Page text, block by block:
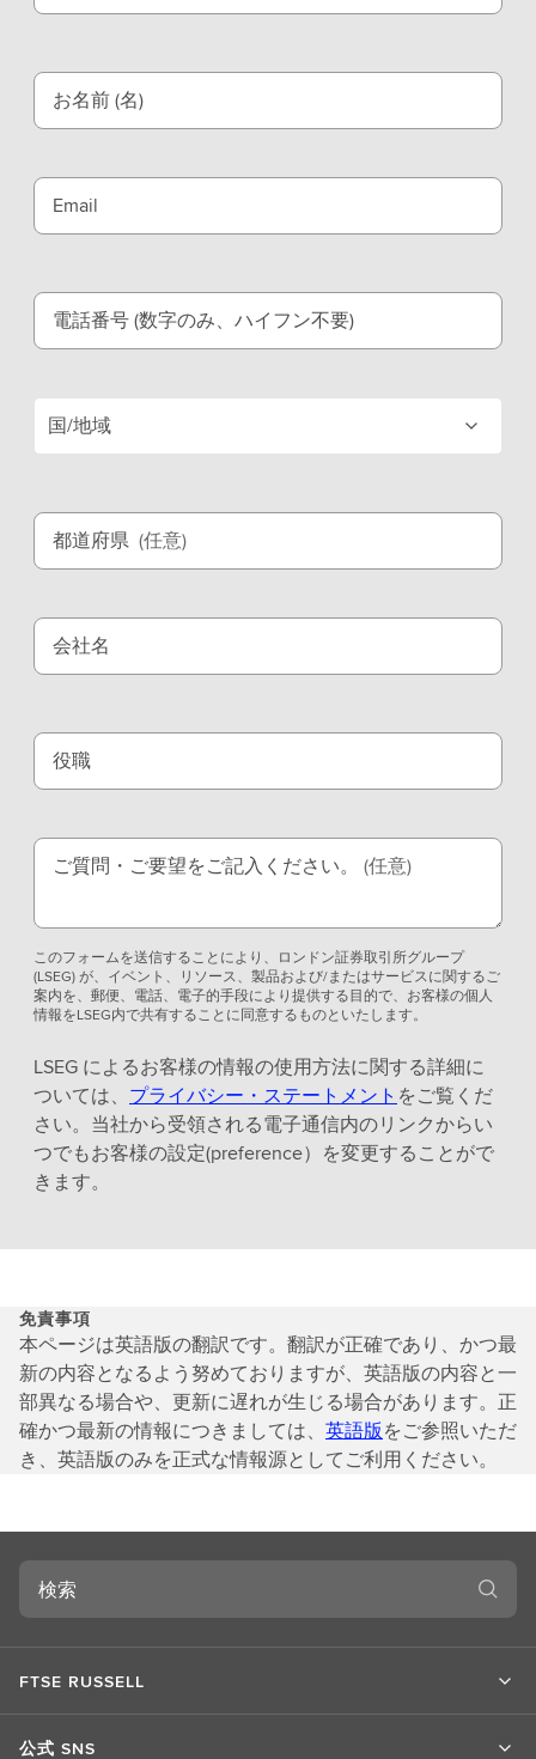
お名前 (名)
Email
電話番号 (数字のみ、ハイフン不要)
国/地域
都道府県 (任意)
会社名
役職
ご質問・ご要望をご記入ください。 (任意)
このフォームを送信することにより、ロンドン証券取引所グループ
(LSEG) が、イベント、リソース、製品および/またはサービスに関するご
案内を、郵便、電話、電子的手段により提供する目的で、お客様の個人
情報をLSEG内で共有することに同意するものといたします。
LSEG によるお客様の情報の使用方法に関する詳細に
ついては、 プライバシー・ステートメント をご覧くだ
さい。当社から受領される電子通信内のリンクからい
つでもお客様の設定(preference）を変更することがで
きます。
免責事項
本ページは英語版の翻訳です。翻訳が正確であり、かつ最
新の内容となるよう努めておりますが、英語版の内容と一
部異なる場合や、更新に遅れが生じる場合があります。正
確かつ最新の情報につきましては、 英語版をご参照いただ
き、英語版のみを正式な情報源としてご利用ください。
検
FTSE RUSSELL
公式 SNS